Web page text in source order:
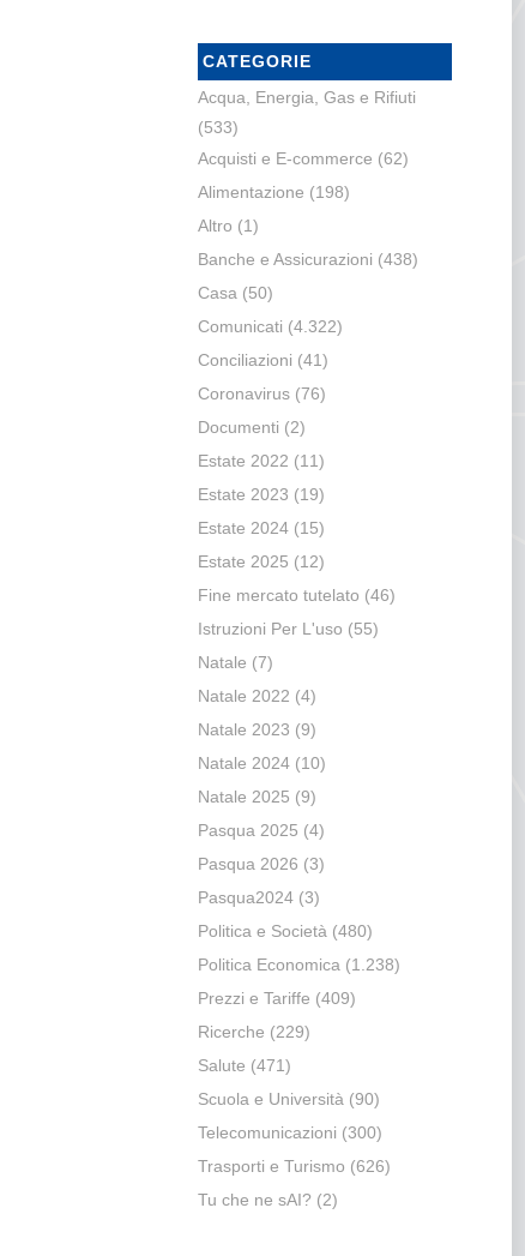
CATEGORIE
Acqua, Energia, Gas e Rifiuti
(533)
Acquisti e E-commerce (62)
Alimentazione (198)
Altro (1)
Banche e Assicurazioni (438)
Casa (50)
Comunicati (4.322)
Conciliazioni (41)
Coronavirus(76)
Documenti (2)
Estate 2022 (11)
Estate 2023 (19)
Estate 2024(15)
Estate 2025 (12)
Fine mercato tutelato (46)
Istruzioni Per L'uso (55)
Natale (7)
Natale 2022 (4)
Natale 2023 (9)
Natale 2024(10)
Natale 2025 (9)
Pasqua 2025 (4)
Pasqua 2026 (3)
Pasqua2024(3)
Politica e Società (480)
Politica Economica (1.238)
Prezzi e Tariffe (409)
Ricerche (229)
Salute (471)
Scuola e Università (90)
Telecomunicazioni (300)
Trasporti e Turismo (626)
Tu che ne sAI? (2)